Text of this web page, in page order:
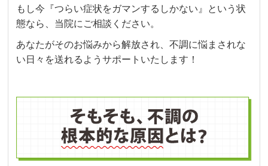
もし今『つらい症状をガマンするしかない』という状
態なら、当院にご相談ください。
あなたがそのお悩みから解放され、不調に悩まされな
い日々を送れるようサポートいたします！